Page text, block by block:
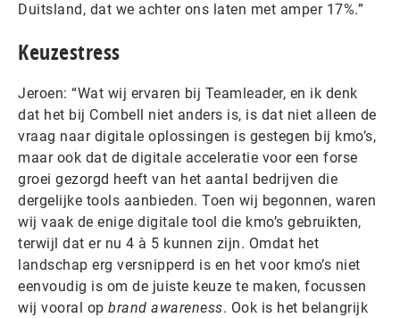
Duitsland, dat we achter ons laten met amper 17%.”
Keuzestress
Jeroen: “Wat wij ervaren bij Teamleader, en ik denk
dat het bij Combell niet anders is, is dat niet alleen de
vraag naar digitale oplossingen is gestegen bij kmo’s,
maar ook dat de digitale acceleratie voor een forse
groei gezorgd heeft van het aantal bedrijven die
dergelijke tools aanbieden. Toen wij begonnen, waren
wij vaak de enige digitale tool die kmo’s gebruikten,
terwijl dat er nu 4 à 5 kunnen zijn. Omdat het
landschap erg versnipperd is en het voor kmo’s niet
eenvoudig is om de juiste keuze te maken, focussen
wij vooral op brand awareness. Ook is het belangrijk